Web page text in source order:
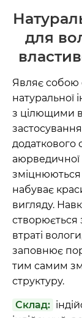
для
Являє собою
натуральної
з цілющими
додаткового
зміцнюються
набуває
вигляду.
створюється
втраті
заповнює
тим самим
структуру.
Склад: